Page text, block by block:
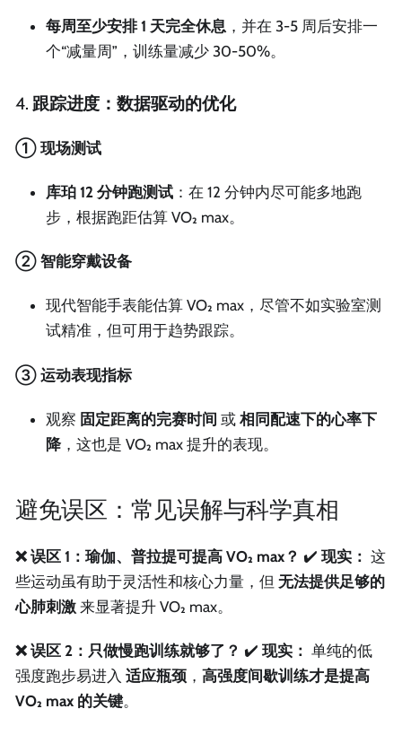
每周至少安排 1 天完全休息 ，并在 3-5 周后安排一
个“减量周”，训练量减少 30-50%。
4. 跟踪进度：数据驱动的优化
① 现场测试
库珀 12 分钟跑测试 ：在 12 分钟内尽可能多地跑
步，根据跑距估算 VO₂ max。
② 智能穿戴设备
现代智能手表能估算 VO₂ max，尽管不如实验室测
试精准，但可用于趋势跟踪。
③ 运动表现指标
观察 固定距离的完赛时间 或 相同配速下的心率下
降，这也是 VO₂ max 提升的表现。
避免误区：常见误解与科学真相
❌ 误区 1：瑜伽、普拉提可提高 VO₂ max？ ✔️ 现实： 这
些运动虽有助于灵活性和核心力量，但 无法提供足够的
心肺刺激 来显著提升 VO₂ max。
❌ 误区 2：只做慢跑训练就够了？ ✔️ 现实： 单纯的低
强度跑步易进入 适应瓶颈 ， 高强度间歇训练才是提高
VO₂ max 的关键。